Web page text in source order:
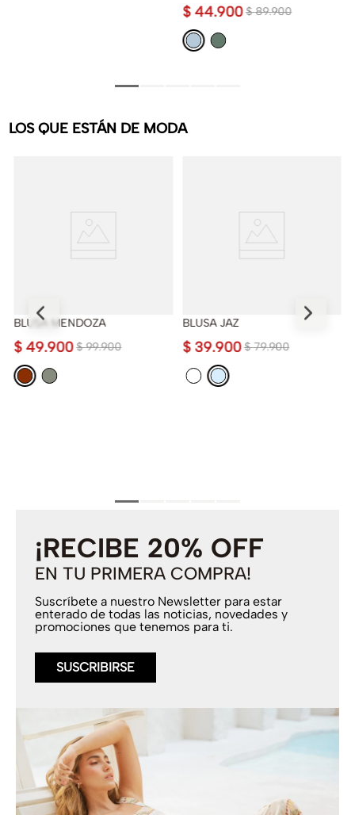
$ 89.900
$ 44.900
LOS QUE ESTÁN DE MODA
BLUSA MENDOZA
$ 99.900
$ 49.900
BLUSA JAZ
$ 79.900
$ 39.900
¡RECIBE 20% OFF
EN TU PRIMERA COMPRA!
Suscríbete a nuestro Newsletter para estar
enterado de todas las noticias, novedades y
promociones que tenemos para ti.
SUSCRIBIRSE